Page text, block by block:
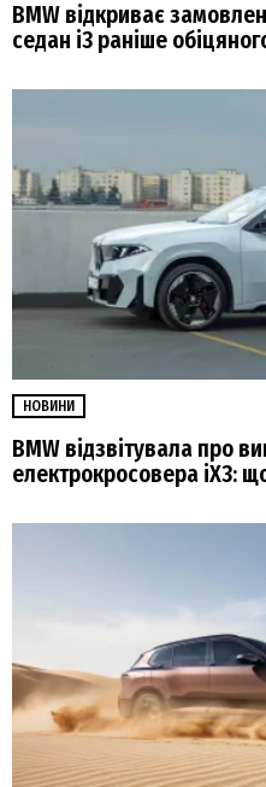
BMW відкриває
седан i3 раніше
НОВИНИ
BMW відзвітувала про
електрокросовера iX3: